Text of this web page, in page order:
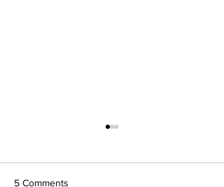
5 Comments